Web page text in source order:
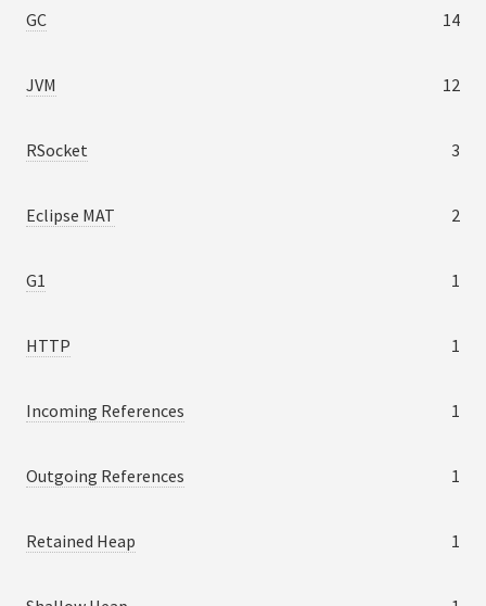
GC 14
JVM 12
RSocket 3
Eclipse MAT 2
G1 1
HTTP 1
Incoming References 1
Outgoing References 1
Retained Heap 1